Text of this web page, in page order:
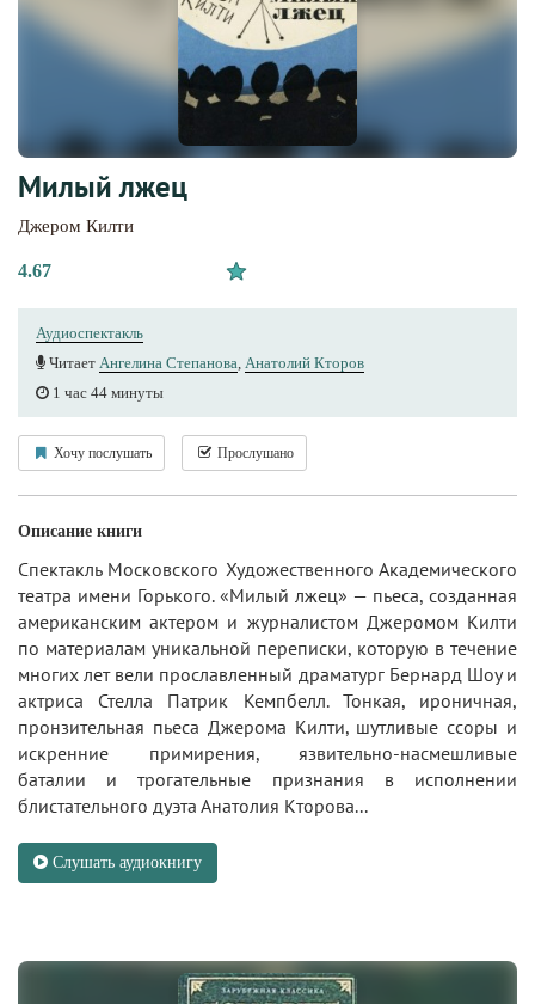
Милый лжец
Джером Килти
4.67
Аудиоспектакль
Читает Ангелина Степанова Анатолий Кторов
1 час 44 минуты
Хочу послушать Прослушано
Описание книги
Спектакль Московского Художественного Академического
театра имени Горького. «Милый лжец» — пьеса, созданная
американским актером и журналистом Джеромом Килти
по материалам уникальной переписки, которую в течение
многих лет вели прославленный драматург Бернард Шоу и
актриса Стелла Патрик Кемпбелл. Тонкая, ироничная,
пронзительная пьеса Джерома Килти, шутливые ссоры и
искренние примирения, язвительно-насмешливые
баталии и трогательные признания в исполнении
блистательного дуэта Анатолия Кторова...
Слушать аудиокнигу